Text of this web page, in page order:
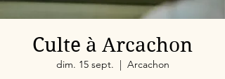
Culte à Arcachon
dim. 15 sept.
  |
Arcachon